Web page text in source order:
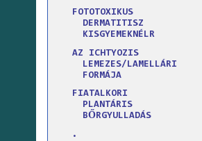
FOTOTOXIKUS
DERMATITISZ
KISGYEMEKNÉLR
AZ ICHTYOZIS
LEMEZES/LAMELLÁRI
FORMÁJA
FIATALKORI
PLANTÁRIS
BŐRGYULLADÁS
.